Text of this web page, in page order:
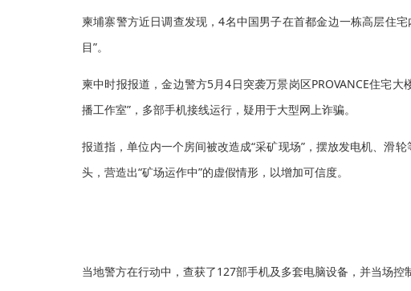
柬埔寨警方近日调查发现，4名中国男子在首都金边一栋高层住
目”。
柬中时报报道，金边警方5月4日突袭万景岗区PROVANCE住宅
播工作室”，多部手机接线运行，疑用于大型网上诈骗。
报道指，单位内一个房间被改造成“采矿现场”，摆放发电机、滑
头，营造出“矿场运作中”的虚假情形，以增加可信度。
当地警方在行动中，查获了127部手机及多套电脑设备，并当场控